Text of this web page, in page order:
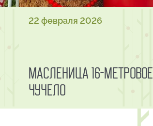
22 февраля 2026
Масленица 16-метровое
чучело